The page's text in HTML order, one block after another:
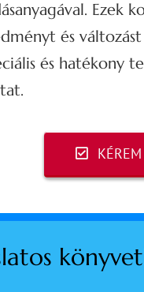
Ezek
és
és hatékony